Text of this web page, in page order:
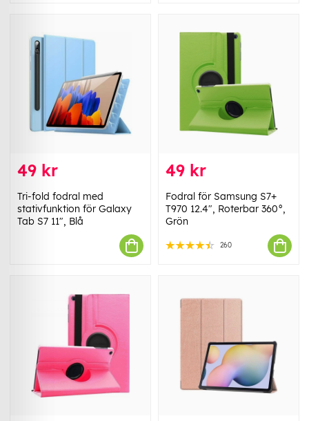
49 kr
Tri-fold fodral med
stativfunktion för Galaxy
Tab S7 11", Blå
49 kr
Fodral för Samsung S7+
T970 12.4", Roterbar 360°,
Grön
260